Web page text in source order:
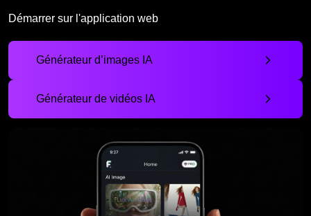
Démarrer sur l'application web
Générateur d’images IA
Générateur de vidéos IA